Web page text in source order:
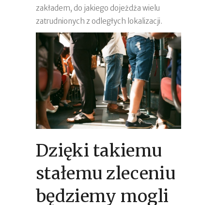
zakładem, do jakiego dojeżdża wielu
zatrudnionych z odległych lokalizacji.
Dzięki takiemu
stałemu zleceniu
będziemy mogli